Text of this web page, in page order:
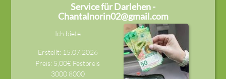
Service für Darlehen -
Chantalnorin02@gmail.com
Ich biete
Erstellt: 15.07.2026
Preis: 5,00€ Festpreis
3000 8000